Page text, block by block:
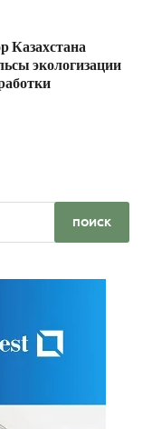
Казахстана
экологизации